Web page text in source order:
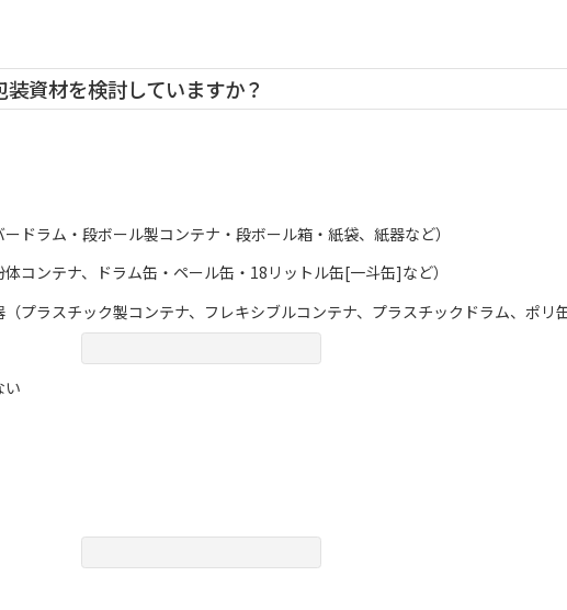
資材を検討していますか？
ドラム・段ボール製コンテナ・段ボール箱・紙袋、紙器など）
コンテナ、ドラム缶・ペール缶・18リットル缶[一斗缶]など）
プラスチック製コンテナ、フレキシブルコンテナ、プラスチックドラム、ポリ
い